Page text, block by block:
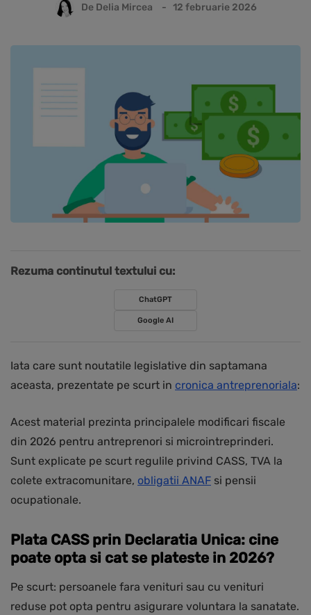
De Delia Mircea 12 februarie 2026
Rezuma continutul textului cu:
ChatGPT
Google AI
Iata care sunt noutatile legislative din saptamana
aceasta, prezentate pe scurt in cronica antreprenoriala:
Acest material prezinta principalele modificari fiscale
din 2026 pentru antreprenori si microintreprinderi.
Sunt explicate pe scurt regulile privind CASS, TVA la
colete extracomunitare, obligatii ANAF si pensii
ocupationale.
Plata CASS prin Declaratia Unica: cine
poate opta si cat se plateste in 2026?
Pe scurt: persoanele fara venituri sau cu venituri
reduse pot opta pentru asigurare voluntara la sanatate.